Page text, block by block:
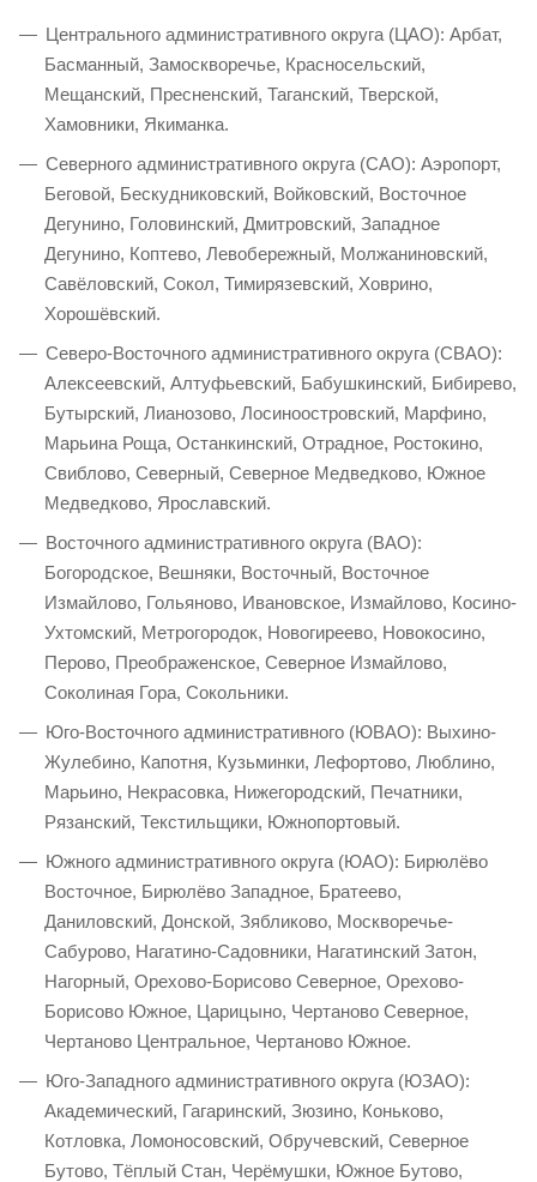
Центрального административного округа (ЦАО): Арбат,
Басманный, Замоскворечье, Красносельский,
Мещанский, Пресненский, Таганский, Тверской,
Хамовники, Якиманка.
Северного административного округа (САО): Аэропорт,
Беговой, Бескудниковский, Войковский, Восточное
Дегунино, Головинский, Дмитровский, Западное
Дегунино, Коптево, Левобережный, Молжаниновский,
Савёловский, Сокол, Тимирязевский, Ховрино,
Хорошёвский.
Северо-Восточного административного округа (СВАО):
Алексеевский, Алтуфьевский, Бабушкинский, Бибирево,
Бутырский, Лианозово, Лосиноостровский, Марфино,
Марьина Роща, Останкинский, Отрадное, Ростокино,
Свиблово, Северный, Северное Медведково, Южное
Медведково, Ярославский.
Восточного административного округа (ВАО):
Богородское, Вешняки, Восточный, Восточное
Измайлово, Гольяново, Ивановское, Измайлово, Косино-
Ухтомский, Метрогородок, Новогиреево, Новокосино,
Перово, Преображенское, Северное Измайлово,
Соколиная Гора, Сокольники.
Юго-Восточного административного (ЮВАО): Выхино-
Жулебино, Капотня, Кузьминки, Лефортово, Люблино,
Марьино, Некрасовка, Нижегородский, Печатники,
Рязанский, Текстильщики, Южнопортовый.
Южного административного округа (ЮАО): Бирюлёво
Восточное, Бирюлёво Западное, Братеево,
Даниловский, Донской, Зябликово, Москворечье-
Сабурово, Нагатино-Садовники, Нагатинский Затон,
Нагорный, Орехово-Борисово Северное, Орехово-
Борисово Южное, Царицыно, Чертаново Северное,
Чертаново Центральное, Чертаново Южное.
Юго-Западного административного округа (ЮЗАО):
Академический, Гагаринский, Зюзино, Коньково,
Котловка, Ломоносовский, Обручевский, Северное
Бутово, Тёплый Стан, Черёмушки, Южное Бутово,